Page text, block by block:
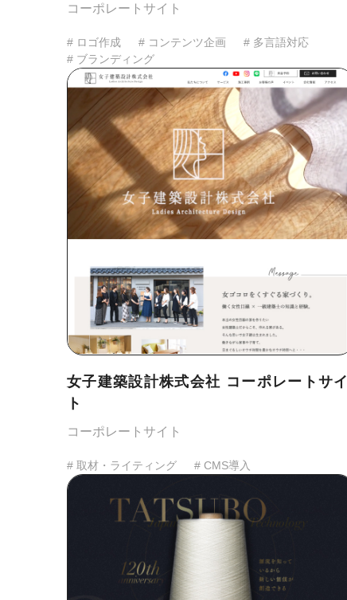
コーポレートサイト
# ロゴ作成 # コンテンツ企画
# 多言語対応
# ブランディング
女子建築設計株式会社 コーポレートサイ
ト
コーポレートサイト
# 取材・ライティング # CMS導入